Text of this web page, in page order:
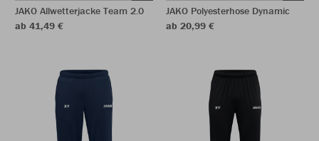
JAKO Allwetterjacke Team 2.0
ab 41,49 €
JAKO Polyesterhose Dynamic
ab 20,99 €